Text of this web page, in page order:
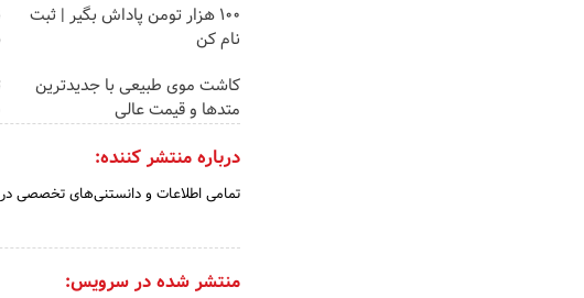
100 هزار تومن پاداش بگیر | ثبت
نام کن
کاشت موی طبیعی با جدیدترین
متدها و قیمت عالی
درباره منتشر کننده:
تمامی اطلاعات و دانستنی‌های تخصصی در
منتشر شده در سرویس: